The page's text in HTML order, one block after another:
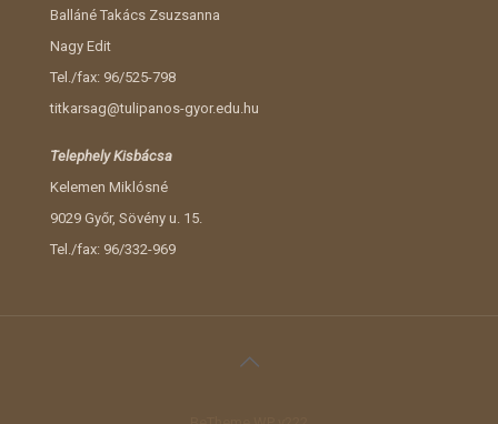
Balláné Takács Zsuzsanna
Nagy Edit
Tel./fax: 96/525-798
titkarsag@tulipanos-gyor.edu.hu
Telephely Kisbácsa
Kelemen Miklósné
9029 Győr, Sövény u. 15.
Tel./fax: 96/332-969